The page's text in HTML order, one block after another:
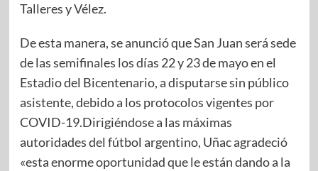
Talleres y Vélez.
De esta manera, se anunció que San Juan será sede
de las semifinales los días 22 y 23 de mayo en el
Estadio del Bicentenario, a disputarse sin público
asistente, debido a los protocolos vigentes por
COVID-19.Dirigiéndose a las máximas
autoridades del fútbol argentino, Uñac agradeció
«esta enorme oportunidad que le están dando a la